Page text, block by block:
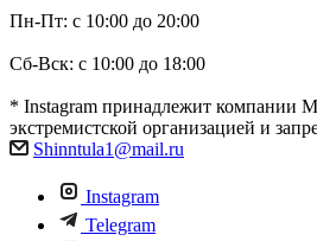
Пн-Пт: с 10:00 до 20:00
Сб-Вск: с 10:00 до 18:00
* Instagram принадлежит компании
экстремистской организацией и
Shinntula1@mail.ru
Instagram
Telegram